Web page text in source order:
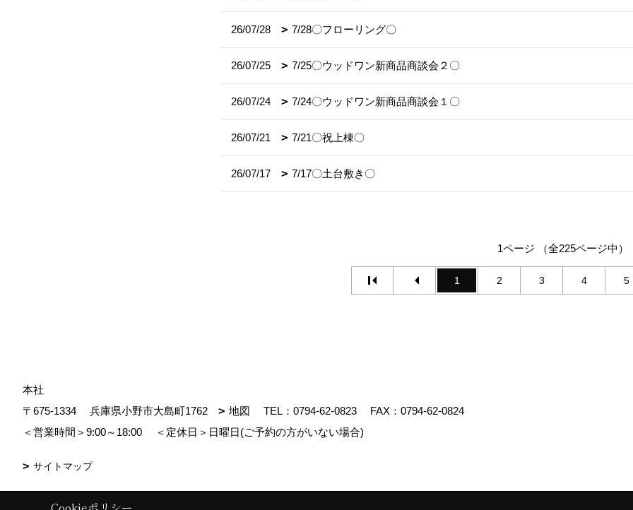
26/07/28 7/28〇フローリング〇
26/07/25 7/25〇ウッドワン新商品商談会２〇
26/07/24 7/24〇ウッドワン新商品商談会１〇
26/07/21 7/21〇祝上棟〇
26/07/17 7/17〇土台敷き〇
1ページ （全225ページ中）
1 2 3 4 5
本社
〒675-1334
兵庫県小野市大島町1762 地図 TEL： 0794-62-0823
FAX：0794-62-0824
＜営業時間＞9:00～18:00
＜定休日＞日曜日(ご予約の方がいない場合)
サイトマップ
Copyright (c) MDhomes. All Rights Reserved.